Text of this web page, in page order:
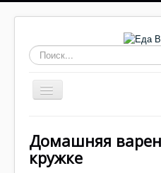
Искать...
Включить/
выключить
Выпечка
Домашняя
кружке